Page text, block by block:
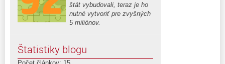
štát vybudovali, teraz je ho
nutné vytvoriť pre zvyšných
5 miliónov.
Štatistiky blogu